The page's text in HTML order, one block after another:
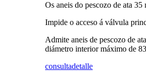
Os aneis do pescozo de ata 35
Impide o acceso á válvula
Admite aneis de pescozo de
diámetro interior máximo de
consultadetalle